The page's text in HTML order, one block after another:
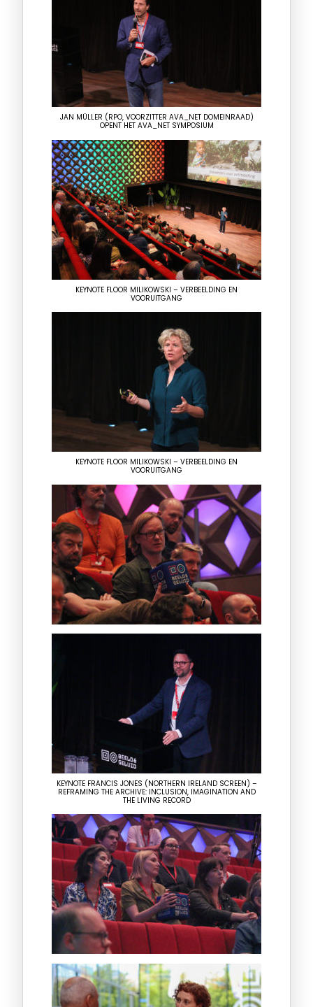
JAN MÜLLER (RPO, VOORZITTER AVA_NET DOMEINRAAD)
OPENT HET AVA_NET SYMPOSIUM
KEYNOTE FLOOR MILIKOWSKI – VERBEELDING EN
VOORUITGANG
KEYNOTE FLOOR MILIKOWSKI – VERBEELDING EN
VOORUITGANG
KEYNOTE FRANCIS JONES (NORTHERN IRELAND SCREEN) –
REFRAMING THE ARCHIVE: INCLUSION, IMAGINATION AND
THE LIVING RECORD